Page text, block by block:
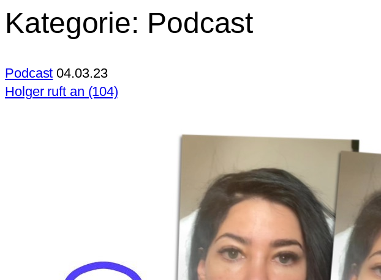
Kategorie: Podcast
Podcast 04.03.23
Holger ruft an (104)